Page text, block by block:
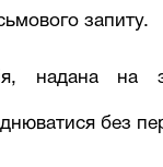
запиту.
надана на
без